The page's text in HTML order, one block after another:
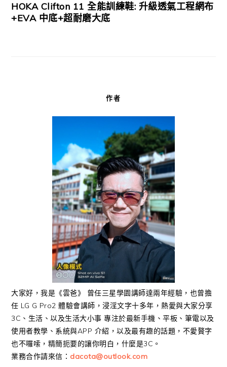
HOKA Clifton 11 全能訓練鞋: 升級透氣工程網布
+EVA 中底+超耐磨大底
作者
大家好，我是《雲爸》 曾任三星學園講師達兩年經驗，也曾擔
任 LG G Pro2 體驗會講師，浸淫文字十多年，熱愛與大家分享
3C、生活、以及生活大小事 專注於最新手機、平板、筆電以及
使用者教學、系統與APP 介紹，以及最有趣的話題，不愛贅字
也不囉嗦，精簡扼要的讓你明白，什麼是3C。
業務合作請來信： dacota@outlook.com